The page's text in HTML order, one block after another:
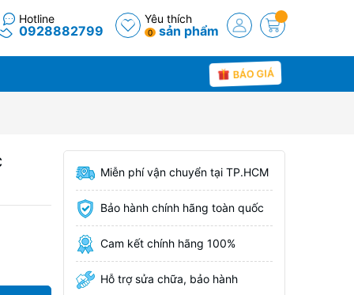
Hotline
0928882799
Yêu thích
0 sản phẩm
BÁO GIÁ
Miễn phí vận chuyển tại TP.HCM
Bảo hành chính hãng toàn quốc
Cam kết chính hãng 100%
Hỗ trợ sửa chữa, bảo hành